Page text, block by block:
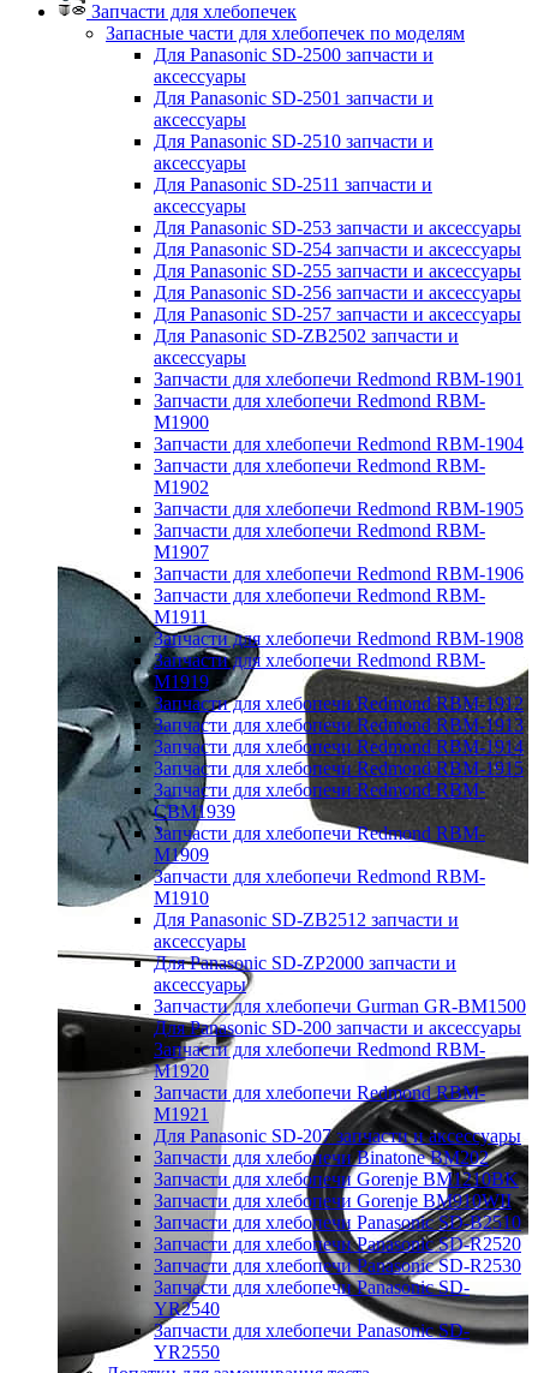
Запчасти для хлебопечек
Запасные части для хлебопечек по моделям
Для Panasonic SD-2500 запчасти и
аксессуары
Для Panasonic SD-2501 запчасти и
аксессуары
Для Panasonic SD-2510 запчасти и
аксессуары
Для Panasonic SD-2511 запчасти и
аксессуары
Для Panasonic SD-253 запчасти и аксессуары
Для Panasonic SD-254 запчасти и аксессуары
Для Panasonic SD-255 запчасти и аксессуары
Для Panasonic SD-256 запчасти и аксессуары
Для Panasonic SD-257 запчасти и аксессуары
Для Panasonic SD-ZB2502 запчасти и
аксессуары
Запчасти для хлебопечи Redmond RBM-1901
Запчасти для хлебопечи Redmond RBM-
M1900
Запчасти для хлебопечи Redmond RBM-1904
Запчасти для хлебопечи Redmond RBM-
M1902
Запчасти для хлебопечи Redmond RBM-1905
Запчасти для хлебопечи Redmond RBM-
M1907
Запчасти для хлебопечи Redmond RBM-1906
Запчасти для хлебопечи Redmond RBM-
M1911
Запчасти для хлебопечи Redmond RBM-1908
Запчасти для хлебопечи Redmond RBM-
M1919
Запчасти для хлебопечи Redmond RBM-1912
Запчасти для хлебопечи Redmond RBM-1913
Запчасти для хлебопечи Redmond RBM-1914
Запчасти для хлебопечи Redmond RBM-1915
Запчасти для хлебопечи Redmond RBM-
CBM1939
Запчасти для хлебопечи Redmond RBM-
M1909
Запчасти для хлебопечи Redmond RBM-
M1910
Для Panasonic SD-ZB2512 запчасти и
аксессуары
Для Panasonic SD-ZP2000 запчасти и
аксессуары
Запчасти для хлебопечи Gurman GR-BM1500
Для Panasonic SD-200 запчасти и аксессуары
Запчасти для хлебопечи Redmond RBM-
M1920
Запчасти для хлебопечи Redmond RBM-
M1921
Для Panasonic SD-207 запчасти и аксессуары
Запчасти для хлебопечи Binatone BM202
Запчасти для хлебопечи Gorenje BM1210BK
Запчасти для хлебопечи Gorenje BM910WII
Запчасти для хлебопечи Panasonic SD-B2510
Запчасти для хлебопечи Panasonic SD-R2520
Запчасти для хлебопечи Panasonic SD-R2530
Запчасти для хлебопечи Panasonic SD-
YR2540
Запчасти для хлебопечи Panasonic SD-
YR2550